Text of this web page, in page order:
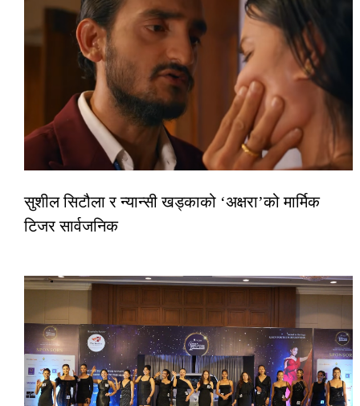
सुशील सिटौला र न्यान्सी खड्काको ‘अक्षरा’को मार्मिक
टिजर सार्वजनिक